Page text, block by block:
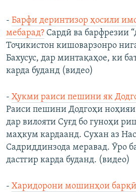
- Барфи деринтизор ҳосили
мебарад? Сардӣ ва барфрезии
Тоҷикистон кишоварзонро
Бахусус, дар минтақаҳое, ки
карда буданд (видео)
- Ҳукми раиси пешини як
Раиси пешини Додгоҳи ноҳияи
дар вилояти Суғд бо гуноҳи
маҳкум кардаанд. Сухан аз
Садриддинзода меравад. Ӯро
дастгир карда буданд. (видео)
- Харидорони мошинҳои барқӣ